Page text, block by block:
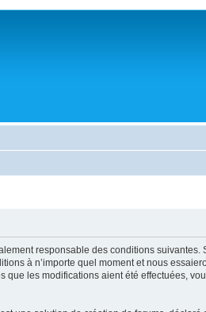
responsable des conditions suivantes.
à n’importe quel moment et nous
les modifications aient été effectuées,